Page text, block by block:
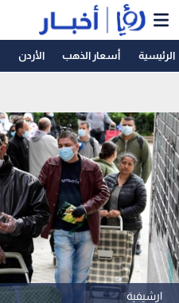
الرئيسية أسعار الذهب الأردن
ارشيفية